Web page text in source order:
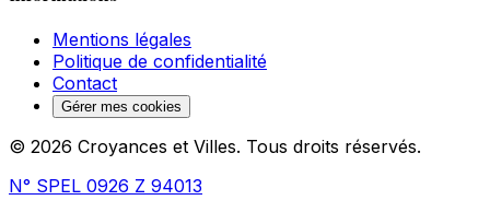
Mentions légales
Politique de confidentialité
Contact
Gérer mes cookies
© 2026 Croyances et Villes. Tous droits réservés.
N° SPEL 0926 Z 94013